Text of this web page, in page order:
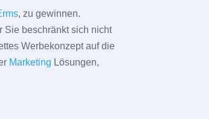
, zu gewinnen.
Sie beschränkt sich nicht
Werbekonzept auf die
Marketing Lösungen,